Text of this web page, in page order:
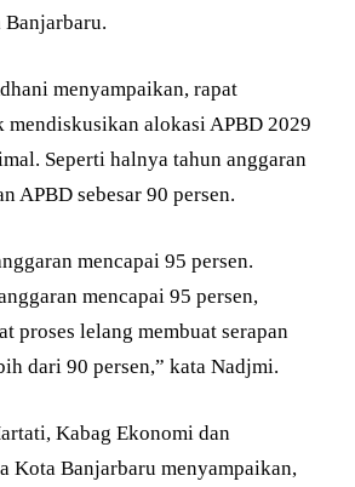
menyampaikan, rapat
mendiskusikan alokasi APBD 2029
Seperti halnya tahun anggaran
APBD sebesar 90 persen.
mencapai 95 persen.
mencapai 95 persen,
proses lelang membuat serapan
dari 90 persen,” kata Nadjmi.
Kabag Ekonomi dan
Kota Banjarbaru menyampaikan,